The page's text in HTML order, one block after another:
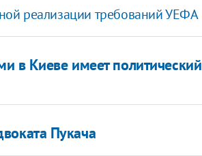
реализации требований УЕФА
в Киеве имеет политический
Пукача